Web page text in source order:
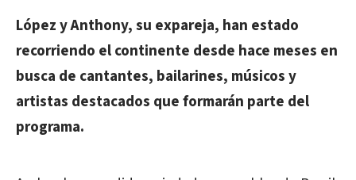
López y Anthony, su expareja, han estado
recorriendo el continente desde hace meses en
busca de cantantes, bailarines, músicos y
artistas destacados que formarán parte del
programa.